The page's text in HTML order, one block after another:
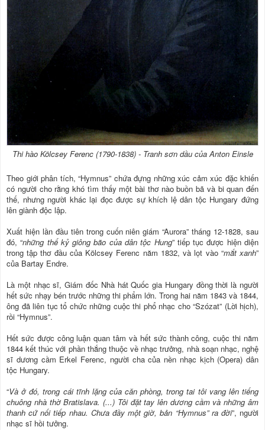
Thi hào Kölcsey Ferenc (1790-1838) - Tranh sơn dầu của Anton Einsle
Theo giới phân tích, “Hymnus” chứa đựng những xúc cảm xúc đặc khiến
có người cho rằng khó tìm thấy một bài thơ nào buồn bã và bi quan đến
thế, nhưng người khác lại đọc được sự khích lệ dân tộc Hungary đứng
lên giành độc lập.
Xuất hiện lần đầu tiên trong cuốn niên giám “Aurora” tháng 12-1828, sau
đó, “những thế kỷ giông bão của dân tộc Hung” tiếp tục được hiện diện
trong tập thơ đầu của Kölcsey Ferenc năm 1832, và lọt vào “mắt xanh”
của Bartay Endre.
Là một nhạc sĩ, Giám đốc Nhà hát Quốc gia Hungary đồng thời là người
hết sức nhạy bén trước những thi phẩm lớn. Trong hai năm 1843 và 1844,
ông đã liên tục tổ chức những cuộc thi phổ nhạc cho “Szózat” (Lời hịch),
rồi “Hymnus”.
Hết sức được công luận quan tâm và hết sức thành công, cuộc thi năm
1844 kết thúc với phần thắng thuộc về nhạc trưởng, nhà soạn nhạc, nghệ
sĩ dương cầm Erkel Ferenc, người cha của nền nhạc kịch (Opera) dân
tộc Hungary.
“Và ở đó, trong cái tĩnh lặng của căn phòng, trong tai tôi vang lên tiếng
chuông nhà thờ Bratislava. (...) Tôi đặt tay lên dương cầm và những âm
thanh cứ nối tiếp nhau. Chưa đầy một giờ, bản “Hymnus” ra đời”, người
nhạc sĩ hồi tưởng.